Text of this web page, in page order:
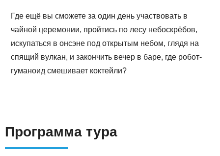
Где ещё вы сможете за один день участвовать в
чайной церемонии, пройтись по лесу небоскрёбов,
искупаться в онсэне под открытым небом, глядя на
спящий вулкан, и закончить вечер в баре, где робот-
гуманоид смешивает коктейли?
Программа тура